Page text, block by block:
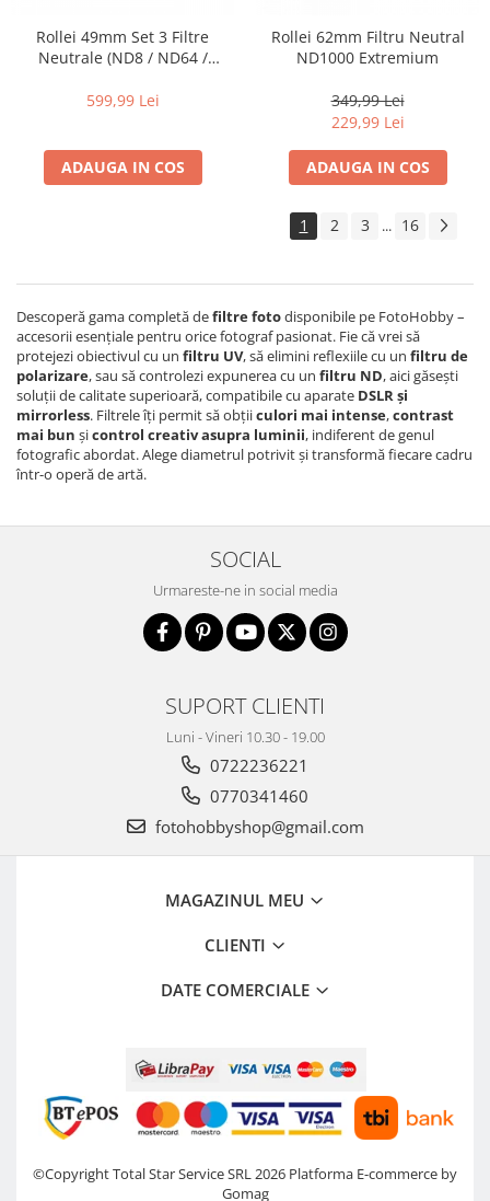
Lunete
Accesorii pentru Lunete si
Aparate foto de colectie reflex,
format 24x36mm
Biobiective
Aparate foto de colectie , Stereo
Aparate foto de colectie -
Miniaturi
Accesorii pt. aparate foto de
colectie
Aparate foto SECOND HAND
Aparate foto Mirrorless (SH)
Aparate foto SLR (pe film) (SH)
Aparate Foto Compacte (SH)
Obiective foto SECOND HAND
Obiective foto Mirrorless (SH)
Obiective foto DSLR (SH)
Blitz-uri studio , SECOND HAND
Video - Convertoare pe filet
Adaptoare pentru compacte
Rollei 49mm Set 3 Filtre
Neutrale (ND8 / ND64 /
599,99 Lei
ADAUGA IN COS
Rollei 62mm Filtru Neutral
ND1000 Extremium
349,99 Lei
229,99 Lei
ADAUGA IN COS
1 2 3 ... 16
Descoperă gama completă defiltre fotodisponibile pe FotoHobby –
accesorii esențiale pentru orice fotograf pasionat. Fie că vrei să
protejezi obiectivul cu un filtru UV, să elimini reflexiile cu un filtru de
polarizare, sau să controlezi expunerea cu un filtru ND, aici găsești
soluții de calitate superioară, compatibile cu aparate DSLR și
mirrorless. Filtrele îți permit să obțiiculori mai intense,contrast
mai bun șicontrol creativ asupra luminii, indiferent de genul
fotografic abordat. Alege diametrul potrivit și transformă fiecare cadru
într-o operă de artă.
SOCIAL
Urmareste-ne in social media
SUPORT CLIENTI
Luni - Vineri 10.30 - 19.00
0722236221
0770341460
fotohobbyshop@gmail.com
MAGAZINUL MEU
CLIENTI
DATE COMERCIALE
©Copyright Total Star Service SRL 2026 Platforma E-commerce by
Gomag